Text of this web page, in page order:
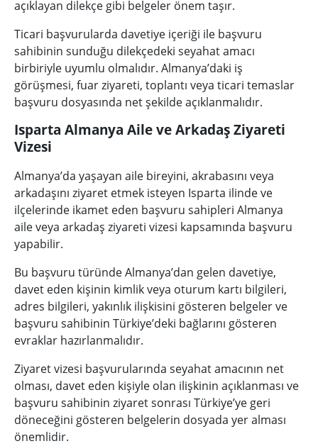
açıklayan dilekçe gibi belgeler önem taşır.
Ticari başvurularda davetiye içeriği ile başvuru
sahibinin sunduğu dilekçedeki seyahat amacı
birbiriyle uyumlu olmalıdır. Almanya’daki iş
görüşmesi, fuar ziyareti, toplantı veya ticari temaslar
başvuru dosyasında net şekilde açıklanmalıdır.
Isparta Almanya Aile ve Arkadaş Ziyareti
Vizesi
Almanya’da yaşayan aile bireyini, akrabasını veya
arkadaşını ziyaret etmek isteyen Isparta ilinde ve
ilçelerinde ikamet eden başvuru sahipleri Almanya
aile veya arkadaş ziyareti vizesi kapsamında başvuru
yapabilir.
Bu başvuru türünde Almanya’dan gelen davetiye,
davet eden kişinin kimlik veya oturum kartı bilgileri,
adres bilgileri, yakınlık ilişkisini gösteren belgeler ve
başvuru sahibinin Türkiye’deki bağlarını gösteren
evraklar hazırlanmalıdır.
Ziyaret vizesi başvurularında seyahat amacının net
olması, davet eden kişiyle olan ilişkinin açıklanması ve
başvuru sahibinin ziyaret sonrası Türkiye’ye geri
döneceğini gösteren belgelerin dosyada yer alması
önemlidir.